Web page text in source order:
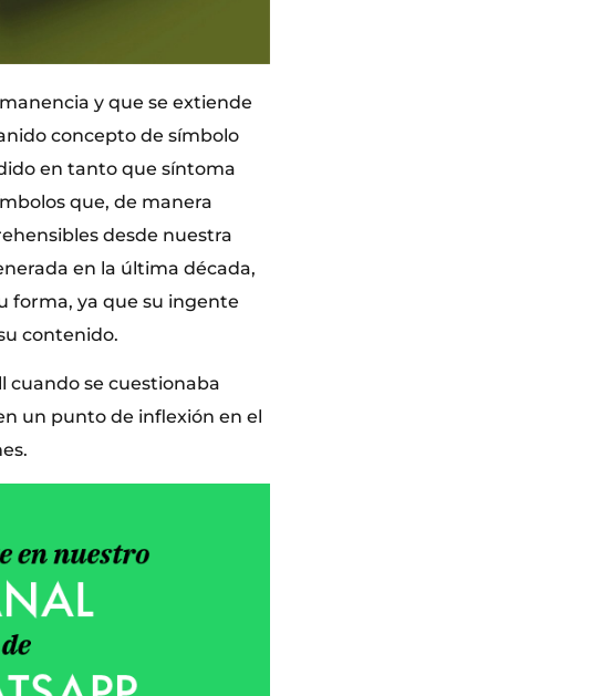
y que se extiende
concepto de símbolo
en tanto que síntoma
que, de manera
desde nuestra
en la última década,
forma, ya que su ingente
contenido.
cuando se cuestionaba
un punto de inflexión en el